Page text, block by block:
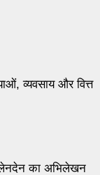
व्यवसाय और वित्त
लेनदेन का अभिलेखन